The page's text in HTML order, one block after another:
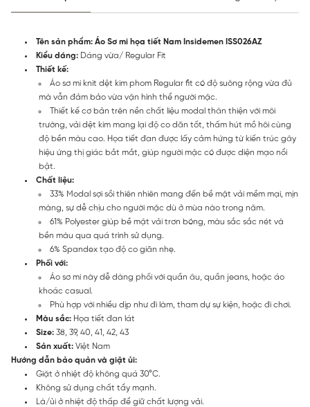
Tên sản phẩm: Áo Sơ mi họa tiết Nam Insidemen ISS026AZ
Kiểu dáng: Dáng vừa/ Regular Fit
Thiết kế:
Áo sơ mi knit dệt kim phom Regular fit có độ suông rộng vừa đủ
mà vẫn đảm bảo vừa vặn hình thể người mặc.
Thiết kế cơ bản trên nền chất liệu modal thân thiện với môi
trường, vải dệt kim mang lại độ co dãn tốt, thấm hút mồ hôi cùng
độ bền màu cao. Họa tiết đan được lấy cảm hứng từ kiến trúc gây
hiệu ứng thị giác bắt mắt, giúp người mặc có được diện mạo nổi
bật.
Chất liệu:
33% Modal sợi sồi thiên nhiên mang đến bề mặt vải mềm mại, mịn
màng, sự dễ chịu cho người mặc dù ở mùa nào trong năm.
61% Polyester giúp bề mặt vải trơn bóng, màu sắc sắc nét và
bền màu qua quá trình sử dụng.
6% Spandex tạo độ co giãn nhẹ.
Phối với:
Áo sơ mi này dễ dàng phối với quần âu, quần jeans, hoặc áo
khoác casual.
Phù hợp với nhiều dịp như đi làm, tham dự sự kiện, hoặc đi chơi.
Màu sắc: Họa tiết đan lát
Size: 38, 39, 40, 41, 42, 43
Sản xuất: Việt Nam
Hướng dẫn bảo quản và giặt ủi:
Giặt ở nhiệt độ không quá 30°C.
Không sử dụng chất tẩy mạnh.
Là/ủi ở nhiệt độ thấp để giữ chất lượng vải.